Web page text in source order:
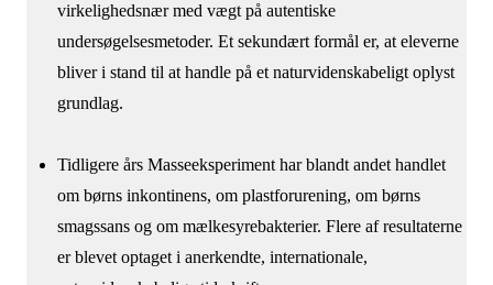
virkelighedsnær med vægt på autentiske
undersøgelsesmetoder. Et sekundært formål er, at eleverne
bliver i stand til at handle på et naturvidenskabeligt oplyst
grundlag.
Tidligere års Masseeksperiment har blandt andet handlet
om børns inkontinens, om plastforurening, om børns
smagssans og om mælkesyrebakterier. Flere af resultaterne
er blevet optaget i anerkendte, internationale,